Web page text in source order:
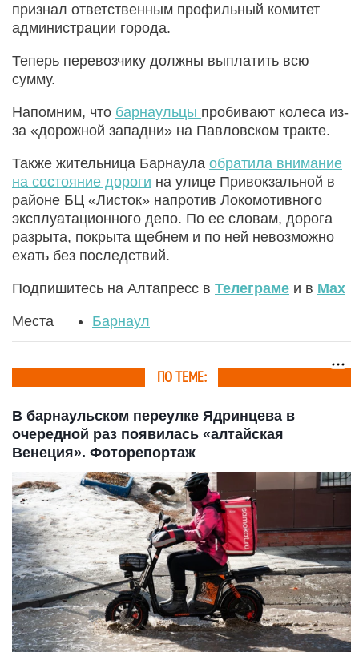
признал ответственным профильный комитет
администрации города.
Теперь перевозчику должны выплатить всю
сумму.
Напомним, что барнаульцы пробивают колеса из-
за «дорожной западни» на Павловском тракте.
Также жительница Барнаула обратила внимание
на состояние дороги на улице Привокзальной в
районе БЦ «Листок» напротив Локомотивного
эксплуатационного депо. По ее словам, дорога
разрыта, покрыта щебнем и по ней невозможно
ехать без последствий.
Подпишитесь на Алтапресс в Телеграме и в Max
Места Барнаул
ПО ТЕМЕ:
В барнаульском переулке Ядринцева в
очередной раз появилась «алтайская
Венеция». Фоторепортаж